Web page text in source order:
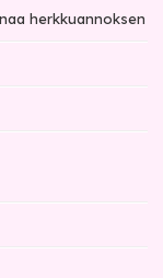
herkkuannoksen